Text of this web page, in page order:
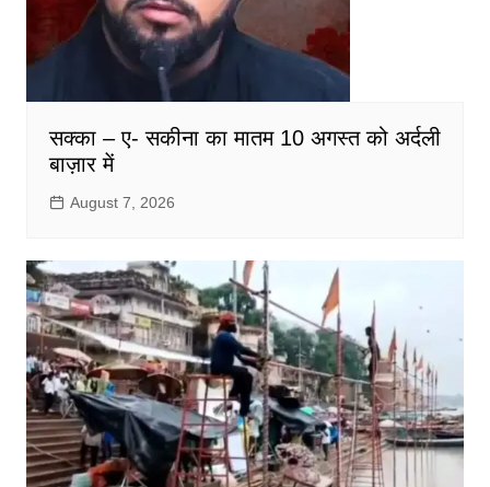
सक्का – ए- सकीना का मातम 10 अगस्त को अर्दली
बाज़ार में
August 7, 2026